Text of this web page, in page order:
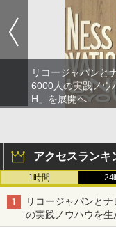
リコージャパンと
6000人の実践ノウ
H」を展開へ
アクセスランキ
1時間 24
リコージャパンと
の実践ノウハウを